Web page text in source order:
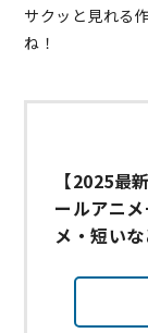
サクッと見れる
ね！
【2025最
ールアニ
メ・短い